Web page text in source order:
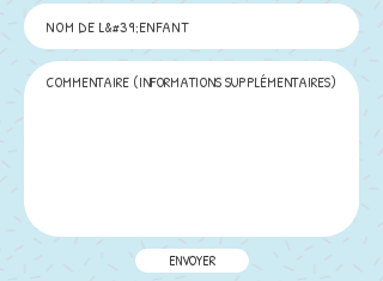
ENVOYER